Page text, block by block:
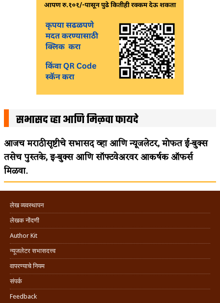
सभासद व्हा आणि मिळवा फायदे
आजच मराठीसृष्टीचे सभासद व्हा आणि न्यूजलेटर, मोफत ई-बुक्स
तसेच पुस्तके, इ-बुक्स आणि सॉफ्टवेअरवर आकर्षक ऑफर्स
मिळवा.
लेख व्यवस्थापन
लेखक नोंदणी
Author Kit
न्यूजलेटर सभासदत्त्व
वापरण्याचे नियम
संपर्क
Feedback